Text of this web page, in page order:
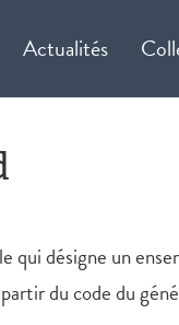
Actualités
qui désigne un
du code du